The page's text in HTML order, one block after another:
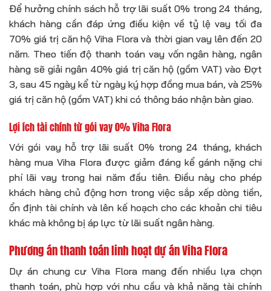
Để hưởng chính sách hỗ trợ lãi suất 0% trong 24 tháng,
khách hàng cần đáp ứng điều kiện về tỷ lệ vay tối đa
70% giá trị căn hộ Viha Flora và thời gian vay lên đến 20
năm. Theo tiến độ thanh toán vay vốn ngân hàng, ngân
hàng sẽ giải ngân 40% giá trị căn hộ (gồm VAT) vào Đợt
3, sau 45 ngày kể từ ngày ký hợp đồng mua bán, và 25%
giá trị căn hộ (gồm VAT) khi có thông báo nhận bàn giao.
Lợi ích tài chính từ gói vay 0% Viha Flora
Với gói vay hỗ trợ lãi suất 0% trong 24 tháng, khách
hàng mua Viha Flora được giảm đáng kể gánh nặng chi
phí lãi vay trong hai năm đầu tiên. Điều này cho phép
khách hàng chủ động hơn trong việc sắp xếp dòng tiền,
ổn định tài chính và lên kế hoạch cho các khoản chi tiêu
khác mà không bị áp lực từ lãi suất ngân hàng.
Phương án thanh toán linh hoạt dự án Viha Flora
Dự án chung cư Viha Flora mang đến nhiều lựa chọn
thanh toán, phù hợp với nhu cầu và khả năng tài chính